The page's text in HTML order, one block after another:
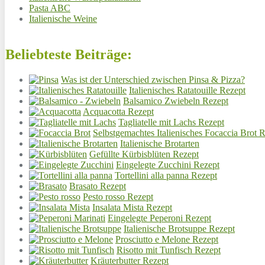
Pasta ABC
Italienische Weine
Beliebteste Beiträge:
Was ist der Unterschied zwischen Pinsa & Pizza?
Italienisches Ratatouille Rezept
Balsamico Zwiebeln Rezept
Acquacotta Rezept
Tagliatelle mit Lachs Rezept
Selbstgemachtes Italienisches Focaccia Brot
Italienische Brotarten
Gefüllte Kürbisblüten Rezept
Eingelegte Zucchini Rezept
Tortellini alla panna Rezept
Brasato Rezept
Pesto rosso Rezept
Insalata Mista Rezept
Eingelegte Peperoni Rezept
Italienische Brotsuppe Rezept
Prosciutto e Melone Rezept
Risotto mit Tunfisch Rezept
Kräuterbutter Rezept